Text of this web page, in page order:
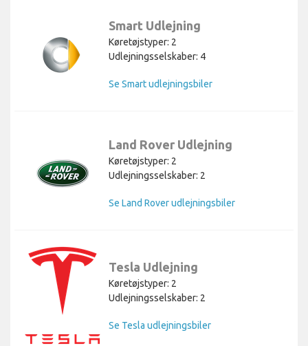
Smart Udlejning
Køretøjstyper: 2
Udlejningsselskaber: 4
Se Smart udlejningsbiler
Land Rover Udlejning
Køretøjstyper: 2
Udlejningsselskaber: 2
Se Land Rover udlejningsbiler
Tesla Udlejning
Køretøjstyper: 2
Udlejningsselskaber: 2
Se Tesla udlejningsbiler